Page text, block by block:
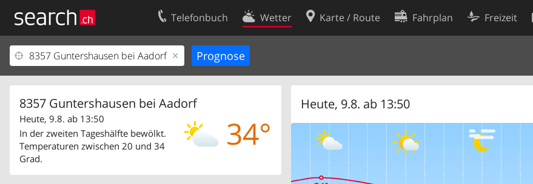
Telefonbuch Wetter Karte / Route Fahrplan Freizeit
8357 Guntershausen bei Aadorf
34°
Heute, 9.8. ab 13:50
In der zweiten Tageshälfte bewölkt.
Temperaturen zwischen 20 und 34
Grad.
Heute, 9.8. ab 13:50
Ihr Eintrag
Kundencenter Geschäftskunden
Kontakt
Nutzungsbedingungen
Cookie-Einstellungen